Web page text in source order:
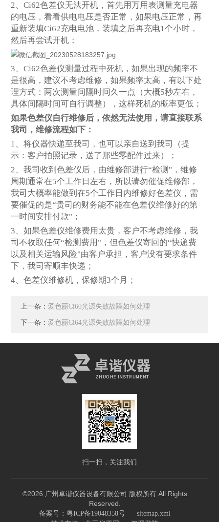
2、Ci62色差仪无法开机，首先用万用表测量充电器
的电压，看看供电电压是否正常，如果电压正常，再
重新装填Ci62充电电池，装填之后再充电1个小时，
然后再尝试开机；
3、Ci62色差仪测量过程中死机，如果出现的频率不
是很高，建议不考虑维修，如果频率太高，有以下处
理方式：两次测量间隔时间久一点（大概5秒左右，
具体间隔时间可自行调整），这样死机的概率更低；
如果色差仪自行维修后，依然无法使用，请直接联系
我司，维修流程如下：
1、将仪器快递至我司，也可以亲自送到我司（提
示：客户拍照记录，送了那些零配件过来）；
2、我司收到色差仪后，由维修部进行“检测"，维修
周期通常在5个工作日左右，所以请勿催促维修部，
我司大概率能做到在5个工作日内维修好色差仪，需
要催促的是“贵司的财务能不能在色差仪维修好的第
一时间安排付款"；
3、如果色差仪维修费用太贵，客户不考虑维修，我
司不收取任何“检测费用"，但色差仪寄回的“快递费
以及相关运输风险"由客户承担，客户没有要求条件
下，我司寄顺丰快递；
4、色差仪维修机，保修期3个月；
上一条： 爱色丽Ci60光源失败故障如何处理
下一条： 爱色丽Ci64光源失败故障如何处理
扫一扫，关注我们
©2026 广州卓谐仪器设备有限公司 版权所有 All Rights
Reserved.
备案号：粤ICP备19048358号 sitemap.xml